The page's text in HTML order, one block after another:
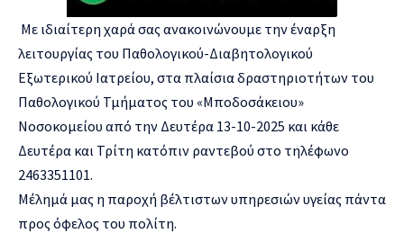
Με ιδιαίτερη χαρά σας ανακοινώνουμε την έναρξη
λειτουργίας του Παθολογικού-Διαβητολογικού
Εξωτερικού Ιατρείου, στα πλαίσια δραστηριοτήτων του
Παθολογικού Τμήματος του «Μποδοσάκειου»
Νοσοκομείου από την Δευτέρα 13-10-2025 και κάθε
Δευτέρα και Τρίτη κατόπιν ραντεβού στο τηλέφωνο
2463351101.
Μέλημά μας η παροχή βέλτιστων υπηρεσιών υγείας πάντα
προς όφελος του πολίτη.